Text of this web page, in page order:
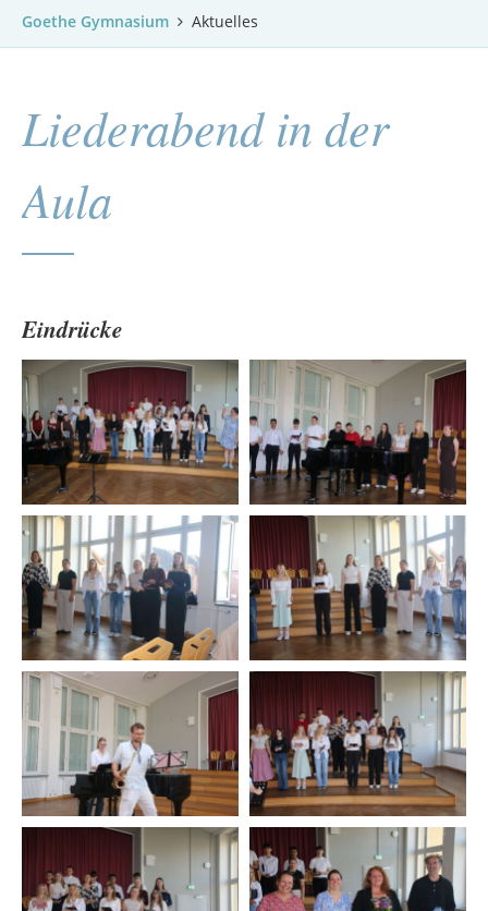
Goethe Gymnasium Aktuelles
Liederabend in der
Aula
Eindrücke